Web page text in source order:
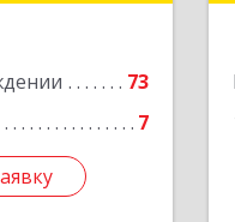
73
7
Подробнее